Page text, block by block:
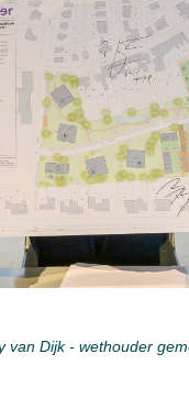
Dijk - wethouder